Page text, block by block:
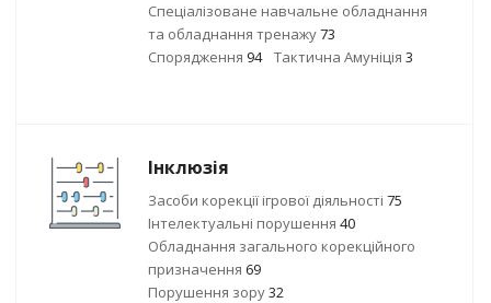
Спеціалізоване навчальне обладнання
та обладнання тренажу73
Спорядження 94 Тактична Амуніція 3
Інклюзія
Засоби корекції ігрової діяльності 75
Інтелектуальні порушення 40
Обладнання загального корекційного
призначення 69
Порушення зору32